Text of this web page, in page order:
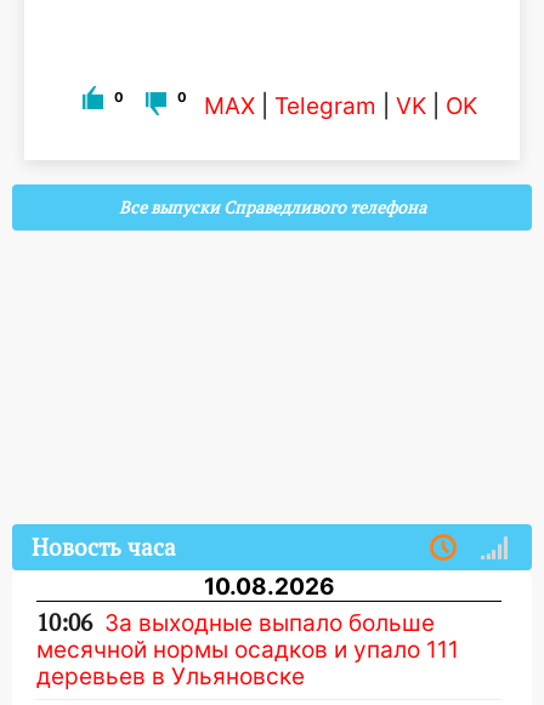
0 0 MAX Telegram VK OK
Все выпуски Справедливого телефона
Новость часа
10.08.2026
10:06 За выходные выпало больше
месячной нормы осадков и упало 111
деревьев в Ульяновске